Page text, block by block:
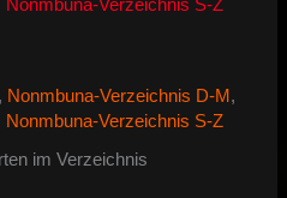
Nonmbuna-Verzeichnis S-Z
, Nonmbuna-Verzeichnis D-M ,
Nonmbuna-Verzeichnis S-Z
im Verzeichnis